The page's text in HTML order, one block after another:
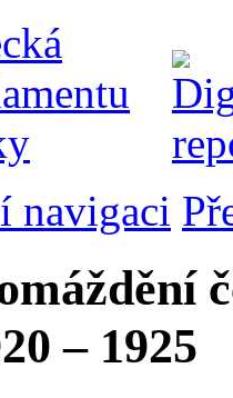
navigaci
– 1925